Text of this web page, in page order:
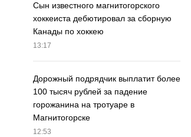
Сын известного магнитогорского
хоккеиста дебютировал за сборную
Канады по хоккею
13:17
Дорожный подрядчик выплатит более
100 тысяч рублей за падение
горожанина на тротуаре в
Магнитогорске
12:53